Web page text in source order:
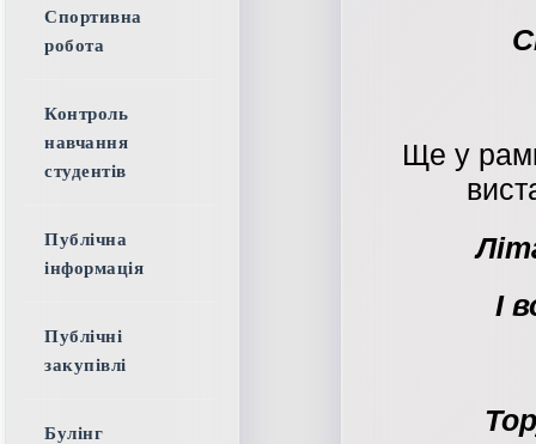
Ще у
І
Спортивна
робота
Контроль
навчання
студентів
Публічна
інформація
Публічні
закупівлі
Булінг